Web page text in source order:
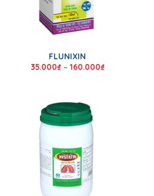
FLUNIXIN
35.000₫– 160.000₫